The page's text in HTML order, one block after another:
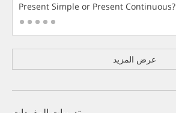
Present Simple or Present Continuous?
عرض المزيد